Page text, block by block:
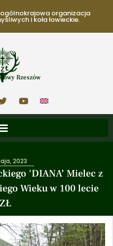
ogólnokrajowa organizacja
i koła łowieckie.
Rzeszów
'DIANA’ Mielec z
Wieku w 100 lecie
2023